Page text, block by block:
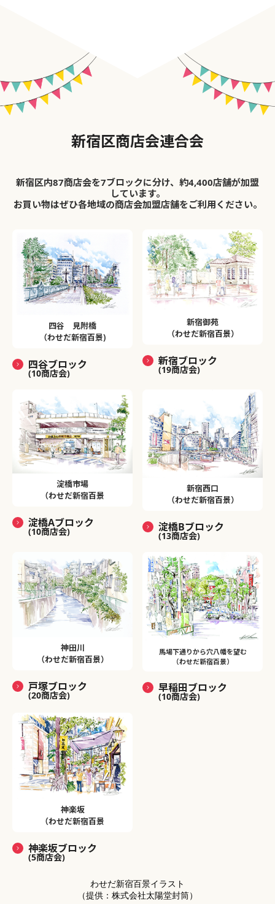
新宿区商店会連合会
新宿区内87商店会を7ブロックに分け、約4,400店舗が加盟
しています。
お買い物はぜひ各地域の商店会加盟店舗をご利用ください。
四谷 見附橋
（わせだ新宿百景)
四谷ブロック
(10商店会)
新宿御苑
（わせだ新宿百景）
新宿ブロック
(19商店会)
淀橋市場
（わせだ新宿百景
淀橋Aブロック
(10商店会)
新宿西口
（わせだ新宿百景）
淀橋Bブロック
(13商店会)
神田川
（わせだ新宿百景）
戸塚ブロック
(20商店会)
馬場下通りから穴八幡を望む
（わせだ新宿百景）
早稲田ブロック
(10商店会)
神楽坂
（わせだ新宿百景
神楽坂ブロック
(5商店会)
わせだ新宿百景イラスト
（提供：株式会社太陽堂封筒）